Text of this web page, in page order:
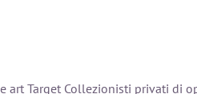
art Target Collezionisti privati di